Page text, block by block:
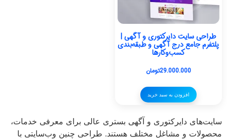
طراحی سایت دایرکتوری و آگهی |
پلتفرم جامع درج آگهی و طبقه‌بندی
کسب‌وکارها
29.000.000تومان
افزودن به سبد خرید
سایت‌های دایرکتوری و آگهی بستری عالی برای معرفی خدمات،
محصولات و مشاغل مختلف هستند. طراحی چنین وب‌سایتی با